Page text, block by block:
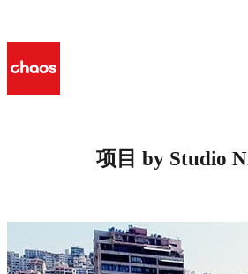
项目 by Studio